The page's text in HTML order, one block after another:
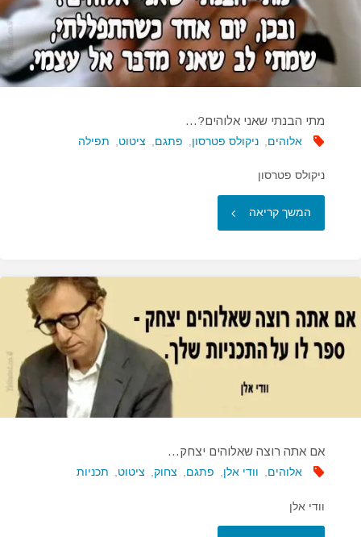
מתי הבנתי שאני אלוהים?…
אלוהים ניקולס פטרסון פתגם ציטוט תפילה
ניקולס פטרסון
המשך קריאה "מתי
שאני
אלוהים?…"
אם אתה רוצה שאלוהים יצחק…
אלוהים וודי אלן פתגם צחוק, ציטוט תכניות
וודי אלן